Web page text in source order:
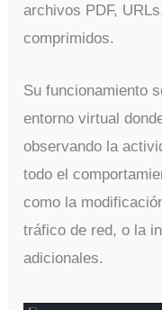
archivos PDF,
comprimidos.
Su funcionamiento
entorno virtual
observando la
todo el
como la
tráfico de red, o la
adicionales.